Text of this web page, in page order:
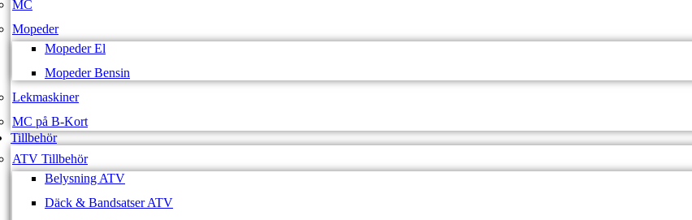
MC
Mopeder
Mopeder El
Mopeder Bensin
Lekmaskiner
MC på B-Kort
Tillbehör
ATV Tillbehör
Belysning ATV
Däck & Bandsatser ATV